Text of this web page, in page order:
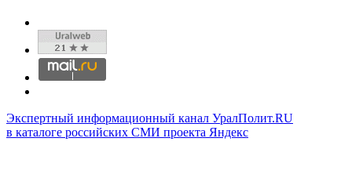
Экспертный информационный канал УралПолит.RU
в каталоге российских СМИ проекта Яндекс